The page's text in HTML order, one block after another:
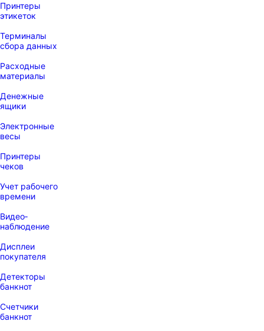
Принтеры
этикеток
Терминалы
сбора данных
Расходные
материалы
Денежные
ящики
Электронные
весы
Принтеры
чеков
Учет рабочего
времени
Видео‑
наблюдение
Дисплеи
покупателя
Детекторы
банкнот
Счетчики
банкнот